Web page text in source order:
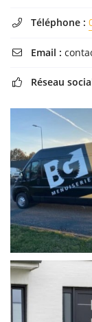
 Téléphone :
 Email :
 Réseau